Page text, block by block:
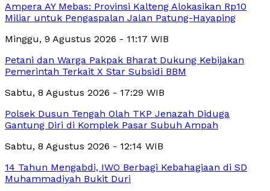
Ampera AY Mebas: Provinsi Kalteng Alokasikan Rp10
Miliar untuk Pengaspalan Jalan Patung-Hayaping
Minggu, 9 Agustus 2026 - 11:17 WIB
Petani dan Warga Pakpak Bharat Dukung Kebijakan
Pemerintah Terkait X Star Subsidi BBM
Sabtu, 8 Agustus 2026 - 17:29 WIB
Polsek Dusun Tengah Olah TKP Jenazah Diduga
Gantung Diri di Komplek Pasar Subuh Ampah
Sabtu, 8 Agustus 2026 - 12:14 WIB
14 Tahun Mengabdi, IWO Berbagi Kebahagiaan di SD
Muhammadiyah Bukit Duri